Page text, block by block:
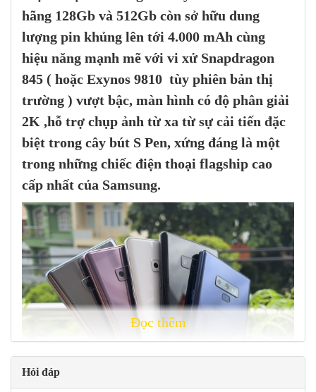
hãng 128Gb và 512Gb còn sở hữu dung
lượng pin khủng lên tới 4.000 mAh cùng
hiệu năng mạnh mẽ với vi xử Snapdragon
845 ( hoặc Exynos 9810 tùy phiên bản thị
trường ) vượt bậc, màn hình có độ phân giải
2K ,hỗ trợ chụp ảnh từ xa từ sự cải tiến đặc
biệt trong cây bút S Pen, xứng đáng là một
trong những chiếc điện thoại flagship cao
cấp nhất của Samsung.
Đọc thêm
Hỏi đáp